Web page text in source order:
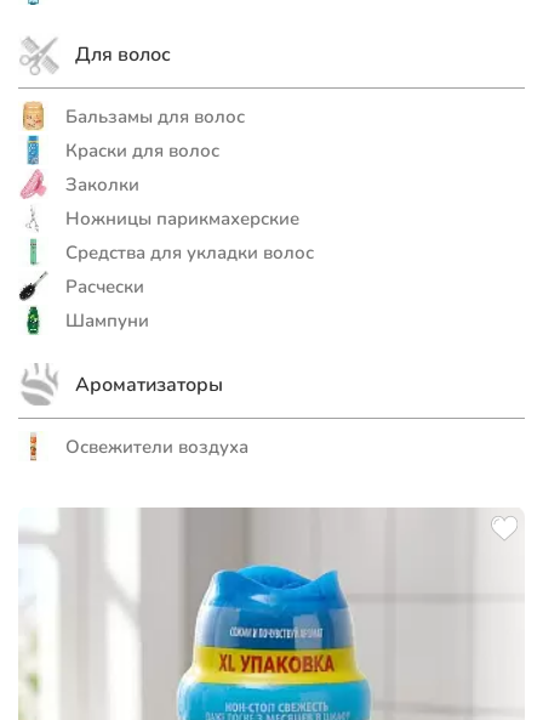
Для волос
Бальзамы для волос
Краски для волос
Заколки
Ножницы парикмахерские
Средства для укладки волос
Расчески
Шампуни
Ароматизаторы
Освежители воздуха